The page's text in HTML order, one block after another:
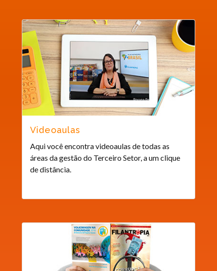
Videoaulas
Aqui você encontra videoaulas de todas as
áreas da gestão do Terceiro Setor, a um clique
de distância.